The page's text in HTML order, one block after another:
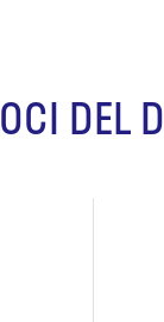
DEL